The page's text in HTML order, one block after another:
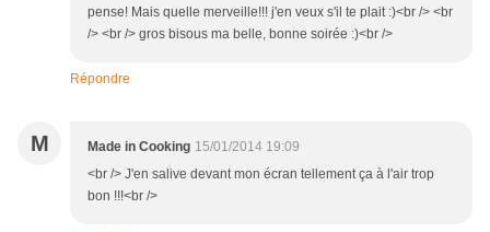
pense! Mais quelle merveille!!! j'en veux s'il te plait :)<br /> <br
/> <br /> gros bisous ma belle, bonne soirée :)<br />
Répondre
M Made in Cooking 15/01/2014 19:09
<br /> J'en salive devant mon écran tellement ça à l'air trop
bon !!!<br />